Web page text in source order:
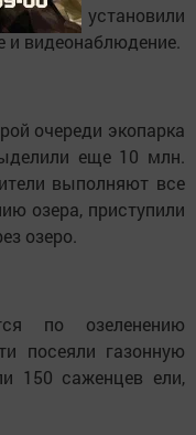
доски, установили
и видеонаблюдение.
очереди экопарка
еще 10 млн.
выполняют все
озера, приступили
озеро.
по озеленению
посеяли газонную
150 саженцев ели,